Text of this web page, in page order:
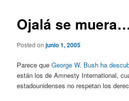
Ojalá se
Posted onjunio 1, 2005
Parece queGeorge W. Bush ha
están los de Amnesty International,
estadounidenses no respetan los